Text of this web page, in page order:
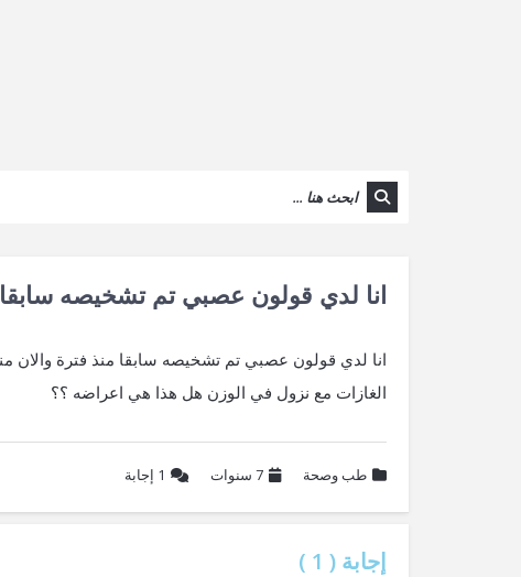
انا لدي قولون عصبي تم تشخيصه سابقا
الغازات مع نزول في الوزن هل هذا هي اعراضه ؟؟
طب وصحة 7 سنوات 1 إجابة
إجابة ( 1
)